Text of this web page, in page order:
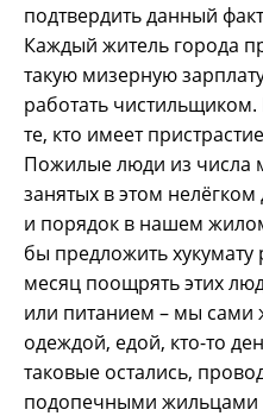
подтвердить данный
Каждый житель города
такую мизерную
работать
те, кто имеет
Пожилые люди из
занятых в этом
и порядок в нашем
бы предложить хукумату
месяц поощрять этих
или питанием – мы
одеждой, едой, кто-то
таковые остались,
подопечными жильцами